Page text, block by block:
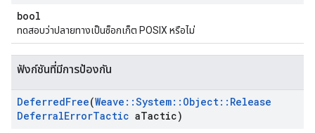
bool
ทดสอบว่าปลายทางเป็นซ็อกเก็ต POSIX หรือไม่
ฟังก์ชันที่มีการป้องกัน
DeferredFree(Weave ::System:: Object:: Release
DeferralErrorTactic aTactic)